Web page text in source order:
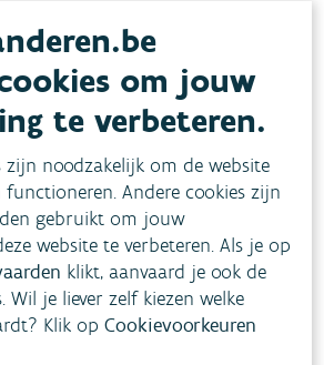
van meestgestelde vragen
je zocht?
om jouw
te verbeteren.
zijn noodzakelijk om de website
Andere cookies zijn
gebruikt om jouw
website te verbeteren. Als je op
klikt, aanvaard je ook de
Wil je liever zelf kiezen welke
Klik opCookievoorkeuren